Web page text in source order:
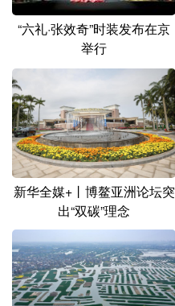
多语种频道
Español
Русский язык
Deutsch Português
“六礼·张效奇”时装发布在京
举行
新华全媒+丨博鳌亚洲论坛突
出“双碳”理念